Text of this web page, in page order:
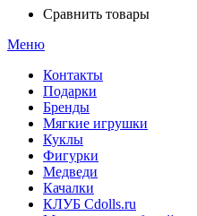
Сравнить товары
Меню
Контакты
Подарки
Бренды
Мягкие игрушки
Куклы
Фигурки
Медведи
Качалки
КЛУБ Cdolls.ru